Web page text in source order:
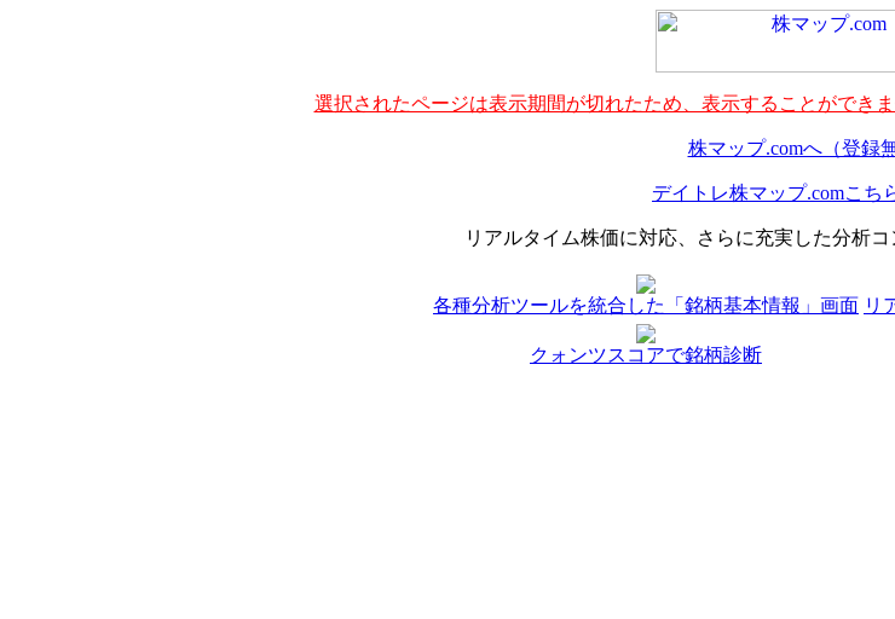
選択されたページは表示期間が切れたため、表示することができ
株マップ.comへ（登録
デイトレ株マップ.comこち
リアルタイム株価に対応、さらに充実した分析コ
各種分析ツールを統合した「銘柄基本情報」画面 リ
クォンツスコアで銘柄診断